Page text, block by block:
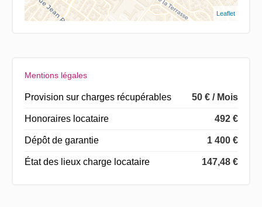
Leaflet
Mentions légales
Provision sur charges récupérables 50 € / Mois
Honoraires locataire 492 €
Dépôt de garantie 1 400 €
État des lieux charge locataire 147,48 €